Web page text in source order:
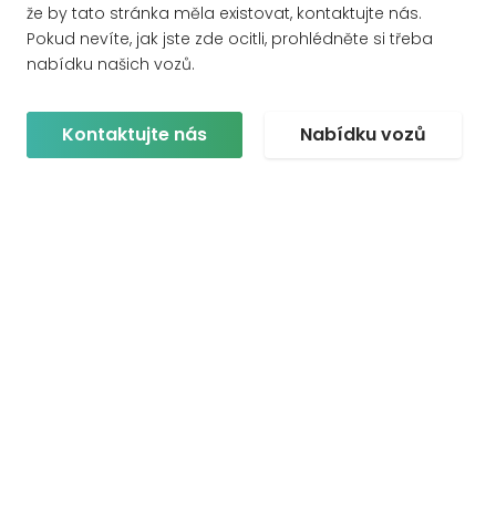
že by tato stránka měla existovat, kontaktujte nás.
Pokud nevíte, jak jste zde ocitli, prohlédněte si třeba
nabídku našich vozů.
Kontaktujte nás Nabídku vozů